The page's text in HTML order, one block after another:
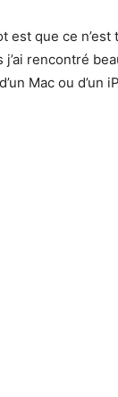
est que ce n’est
rencontré
Mac ou d’un